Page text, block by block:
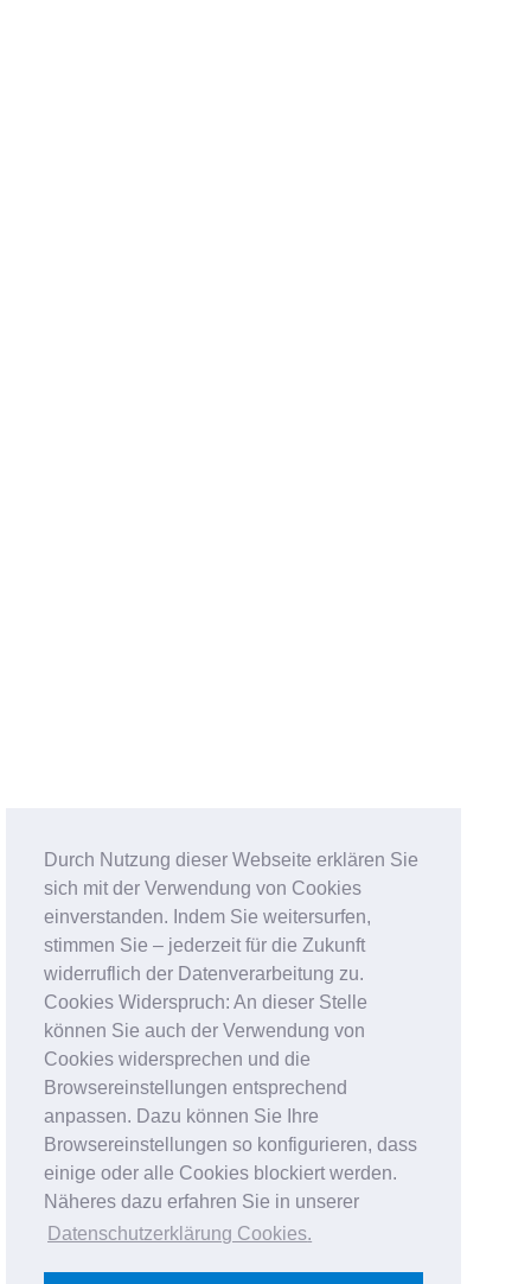
Durch Nutzung dieser Webseite erklären Sie
sich mit der Verwendung von Cookies
einverstanden. Indem Sie weitersurfen,
stimmen Sie – jederzeit für die Zukunft
widerruflich der Datenverarbeitung zu.
Cookies Widerspruch: An dieser Stelle
können Sie auch der Verwendung von
Cookies widersprechen und die
Browsereinstellungen entsprechend
anpassen. Dazu können Sie Ihre
Browsereinstellungen so konfigurieren, dass
einige oder alle Cookies blockiert werden.
Näheres dazu erfahren Sie in unserer
Datenschutzerklärung Cookies.